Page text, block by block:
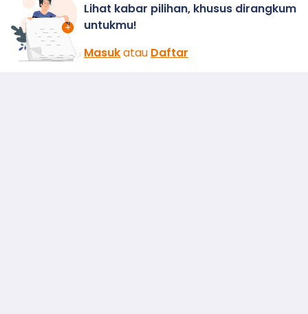
Lihat kabar pilihan, khusus dirangkum
untukmu!
Masukatau Daftar